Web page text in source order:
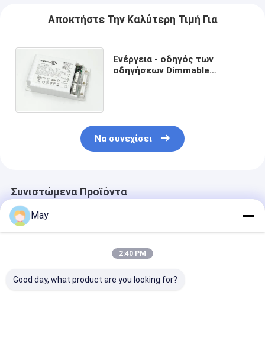
Αποκτήστε Την Καλύτερη Τιμή Για
Ενέργεια - οδηγός των
οδηγήσεων Dimmable
Να συνεχίσει
Συνιστώμενα Προϊόντα
May
2:40 PM
Good day, what product are you looking for?